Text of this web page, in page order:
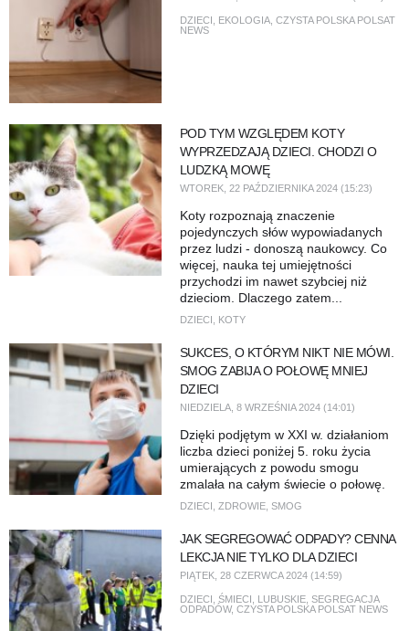
DZIECI EKOLOGIA, CZYSTA POLSKA POLSAT
NEWS
POD TYM WZGLĘDEM KOTY
WYPRZEDZAJĄ DZIECI. CHODZI O
LUDZKĄ MOWĘ
WTOREK, 22 PAŹDZIERNIKA 2024 (15:23)
Koty rozpoznają znaczenie
pojedynczych słów wypowiadanych
przez ludzi - donoszą naukowcy. Co
więcej, nauka tej umiejętności
przychodzi im nawet szybciej niż
dzieciom. Dlaczego zatem...
DZIECI KOTY
SUKCES, O KTÓRYM NIKT NIE MÓWI.
SMOG ZABIJA O POŁOWĘ MNIEJ
DZIECI
NIEDZIELA, 8 WRZEŚNIA 2024 (14:01)
Dzięki podjętym w XXI w. działaniom
liczba dzieci poniżej 5. roku życia
umierających z powodu smogu
zmalała na całym świecie o połowę.
DZIECI ZDROWIE, SMOG
JAK SEGREGOWAĆ ODPADY? CENNA
LEKCJA NIE TYLKO DLA DZIECI
PIĄTEK, 28 CZERWCA 2024 (14:59)
DZIECI ŚMIECI LUBUSKIE, SEGREGACJA
ODPADÓW, CZYSTA POLSKA POLSAT NEWS